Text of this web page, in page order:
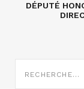
DÉPUTÉ
SUR